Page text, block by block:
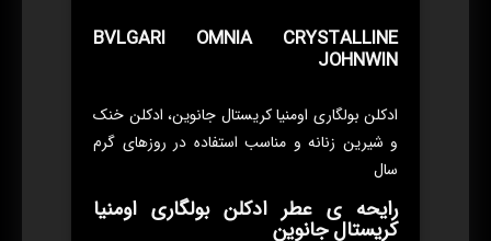
BVLGARI OMNIA CRYSTALLINE
JOHNWIN
ادکلن بولگاری اومنیا کریستال جانوین، ادکلن خنک
و شیرین زنانه و مناسب استفاده در روزهای گرم
سال
رایحه ی عطر ادکلن بولگاری اومنیا
کریستال جانوین